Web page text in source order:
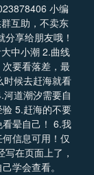
小编
互助，不卖东
享给朋友哦！
中小潮 2.曲线
要看落差，最
时候去赶海就看
道潮汐需要自
5.赶海的不要
晕自己！ 6.我
信息可用！仅
在页面上了，
学会查看。